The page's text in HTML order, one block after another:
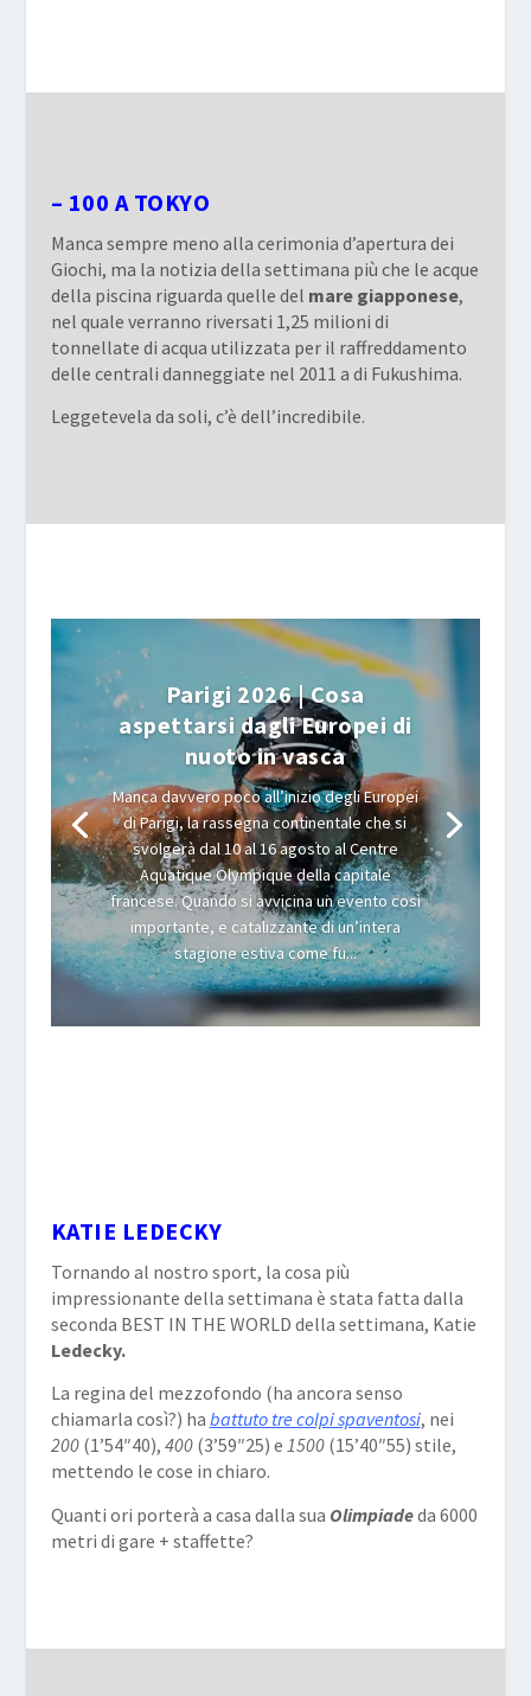
– 100 A TOKYO
Manca sempre meno alla cerimonia d’apertura dei
Giochi, ma la notizia della settimana più che le acque
della piscina riguarda quelle del mare giapponese,
nel quale verranno riversati 1,25 milioni di
tonnellate di acqua utilizzata per il raffreddamento
delle centrali danneggiate nel 2011 a di Fukushima.
Leggetevela da soli, c’è dell’incredibile.
Parigi 2026 | Cosa
aspettarsi dagli Europei di
nuoto in vasca
Manca davvero poco all’inizio degli Europei
di Parigi, la rassegna continentale che si
svolgerà dal 10 al 16 agosto al Centre
Aquatique Olympique della capitale
francese. Quando si avvicina un evento così
importante, e catalizzante di un’intera
stagione estiva come fu...
KATIE LEDECKY
Tornando al nostro sport, la cosa più
impressionante della settimana è stata fatta dalla
seconda BEST IN THE WORLD della settimana, Katie
Ledecky.
La regina del mezzofondo (ha ancora senso
chiamarla così?) ha battuto tre colpi spaventosi, nei
200(1’54″40), 400(3’59″25) e 1500(15’40″55) stile,
mettendo le cose in chiaro.
Quanti ori porterà a casa dalla sua Olimpiadeda 6000
metri di gare + staffette?